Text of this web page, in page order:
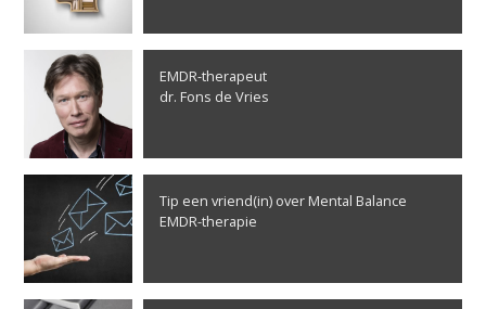
EMDR-therapeut
dr. Fons de Vries
Tip een vriend(in) over Mental Balance
EMDR-therapie